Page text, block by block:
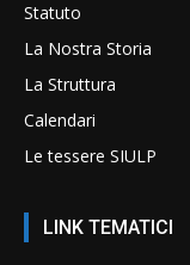
Statuto
La Nostra Storia
La Struttura
Calendari
Le tessere SIULP
LINK TEMATICI